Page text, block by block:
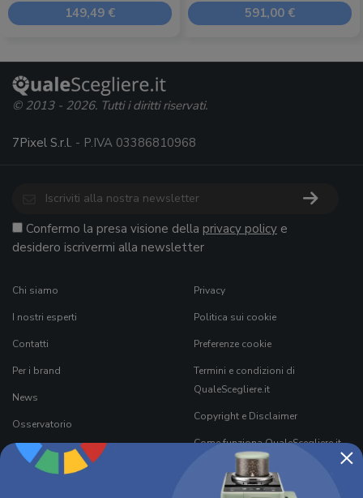
149,49 € 591,00 €
×
© 2013 - 2026. Tutti i diritti riservati.
7Pixel S.r.l. - P.IVA 03386810968
Confermo la presa visione della privacy policy e
desidero iscrivermi alla newsletter
Chi siamo
I nostri esperti
Contatti
Per i brand
News
Osservatorio
Ricerca Prodotti
Black Friday 2026
Privacy
Politica sui cookie
Preferenze cookie
Termini e condizioni di
QualeScegliere.it
Copyright e Disclaimer
Come funziona QualeScegliere.it